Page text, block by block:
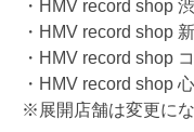
・HMV record shop
・HMV record shop
・HMV record shop
・HMV record shop
※展開店舗は変更に